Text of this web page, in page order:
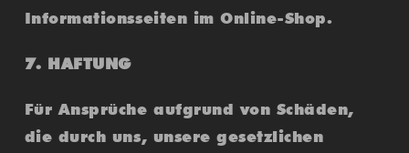
Informationsseiten im Online-Shop.
7. HAFTUNG
Für Ansprüche aufgrund von Schäden,
die durch uns, unsere gesetzlichen